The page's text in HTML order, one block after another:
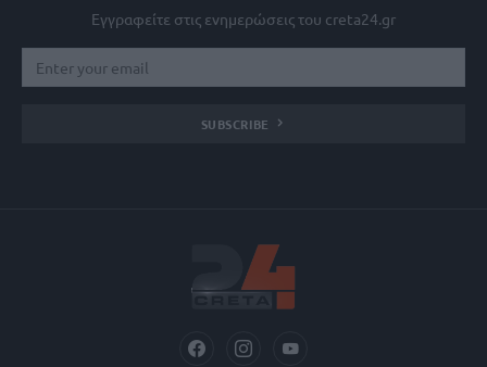
Εγγραφείτε στις ενημερώσεις του creta24.gr
SUBSCRIBE